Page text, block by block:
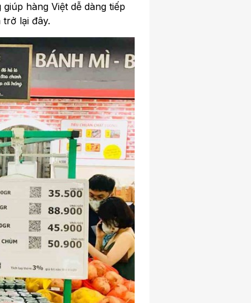
hàng Việt dễ dàng tiếp
lại đây.